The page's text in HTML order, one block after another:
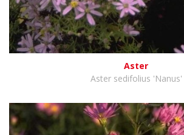
Aster
Aster sedifolius 'Nanus'